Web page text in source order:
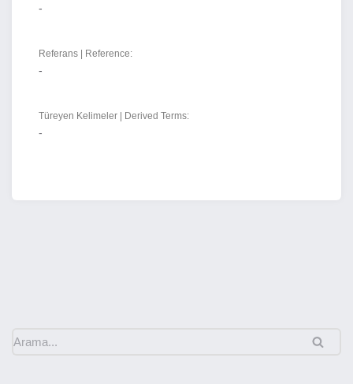
-
Referans | Reference:
-
Türeyen Kelimeler | Derived Terms:
-